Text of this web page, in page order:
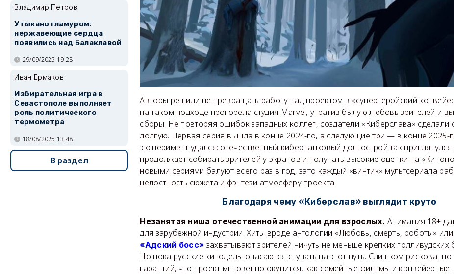
Авторы решили не превращать работу над проектом в «супергеройский
на таком подходе прогорела студия Marvel, утратив былую любовь зрителей и
сборы. Не повторяя ошибок западных коллег, создатели «Киберслава» сделали
долгую. Первая серия вышла в конце 2024-го, а следующие три — в конце 2025-
эксперимент удался: отечественный киберпанковый долгострой так
продолжает собирать зрителей у экранов и получать высокие оценки на
новыми сериями балуют всего раз в год, зато каждый «винтик» мультсериала
целостность сюжета и фэнтези-атмосферу проекта.
Благодаря чему «Киберслав» выглядит круто
Незанятая ниша отечественной анимации для взрослых. Анимация 18+
для зарубежной индустрии. Хиты вроде антологии «Любовь, смерть, роботы»
«Адский босс» захватывают зрителей ничуть не меньше крепких голливудских
Но пока русские киноделы опасаются ступать на этот путь. Слишком
гарантий, что проект мгновенно окупится, как семейные фильмы и конвейерные
Владимир Петров
Утыкано гламуром:
нержавеющие сердца
появились над Балаклавой
29/09/2025 19:28
Иван Ермаков
Избирательная игра в
Севастополе выполняет
роль политического
термометра
18/08/2025 13:48
В раздел